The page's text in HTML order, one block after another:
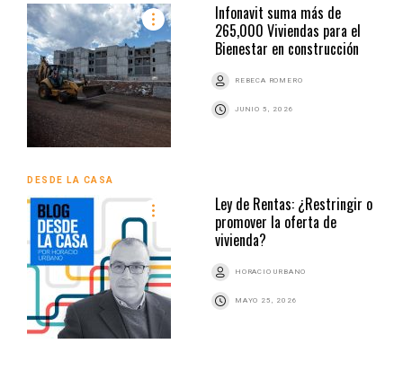
Infonavit suma más de
265,000 Viviendas para el
Bienestar en construcción
REBECA ROMERO
JUNIO 5, 2026
DESDE LA CASA
Ley de Rentas: ¿Restringir o
promover la oferta de
vivienda?
HORACIO URBANO
MAYO 25, 2026